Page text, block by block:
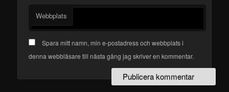
Webbplats
Spara mitt namn, min e-postadress och webbplats i
denna webbläsare till nästa gång jag skriver en kommentar.